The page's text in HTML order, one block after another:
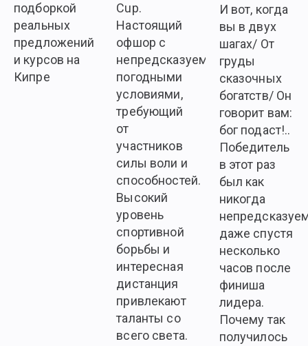
подборкой
реальных
предложений
и курсов на
Кипре
Cup.
Настоящий
офшор с
непредсказуемыми
погодными
условиями,
требующий
от
участников
силы воли и
способностей.
Высокий
уровень
спортивной
борьбы и
интересная
дистанция
привлекают
таланты со
всего света.
И вот, когда
вы в двух
шагах/ От
груды
сказочных
богатств/ Он
говорит вам:
бог подаст!..
Победитель
в этот раз
был как
никогда
даже спустя
несколько
часов после
финиша
лидера.
Почему так
получилось